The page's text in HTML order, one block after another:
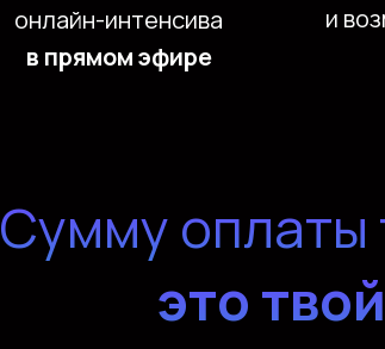
и
онлайн-интенсива
в прямом эфире
это
Сумму